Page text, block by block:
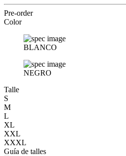
Pre-order
Color
BLANCO
NEGRO
Talle
S
M
L
XL
XXL
XXXL
Guía de talles